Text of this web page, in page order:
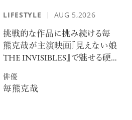
LIFESTYLE AUG 5,2026
挑戦的な作品に挑み続ける毎
熊克哉が主演映画『見えない娘
THE INVISIBLES』で魅せる硬
俳優
毎熊克哉